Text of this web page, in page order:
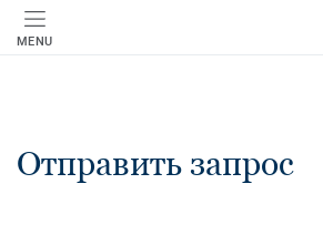
MENU
Отправить запрос